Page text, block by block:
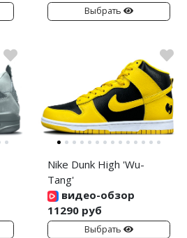
Выбрать
Nike Dunk High 'Wu-
Tang'
видео-обзор
11290 руб
Выбрать